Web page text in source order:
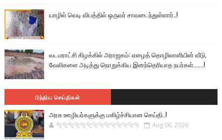
யாழில் வெடி விபத்தில் ஒருவர் சாவடைந்துள்ளார்..!
வடமராட்சி கிழக்கில் அராஜகம்: ஏழைத் தொழிலாளியின் வீடு,
வேலிகளை அடித்து நொறுக்கிய இனந்தெரியாத நபர்கள்.......!
பிந்திய செய்திகள்
அரசு ஊழியர்களுக்கு மகிழ்ச்சியான செய்தி..!
🐅🐅🐅🐅🐅🐅🐆🐆🐆🐆🐆🐆🐆🐆 Aug 06, 2026